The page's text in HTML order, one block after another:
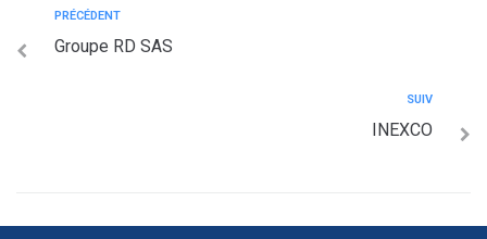
PRÉCÉDENT
Groupe RD SAS
SUIV
INEXCO